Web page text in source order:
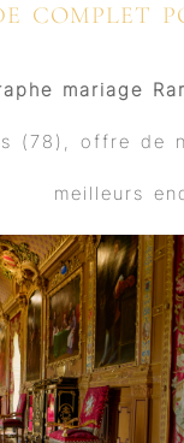
COMPLET
mariage
(78), offre de
meilleurs